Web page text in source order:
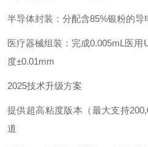
半导体封装‌：分配含85%银粉的
医疗器械组装‌：完成0.005mL医
度±0.01mm
2025技术升级方案‌
提供超高粘度版本（最大支持
道